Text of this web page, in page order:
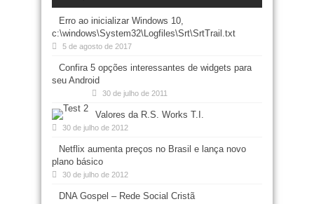
Erro ao inicializar Windows 10,
c:\windows\System32\Logfiles\Srt\SrtTrail.txt
5 de agosto de 2017
Confira 5 opções interessantes de widgets para
seu Android
30 de julho de 2011
Valores da R.S. Works T.I.
30 de julho de 2012
Netflix aumenta preços no Brasil e lança novo
plano básico
30 de julho de 2012
DNA Gospel – Rede Social Cristã